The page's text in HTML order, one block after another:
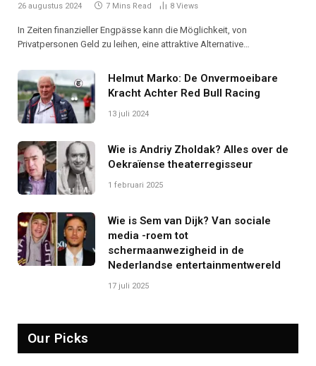
26 augustus 2024 7 Mins Read 8 Views
In Zeiten finanzieller Engpässe kann die Möglichkeit, von
Privatpersonen Geld zu leihen, eine attraktive Alternative…
Helmut Marko: De Onvermoeibare
Kracht Achter Red Bull Racing
13 juli 2024
Wie is Andriy Zholdak? Alles over de
Oekraïense theaterregisseur
1 februari 2025
Wie is Sem van Dijk? Van sociale
media -roem tot
schermaanwezigheid in de
Nederlandse entertainmentwereld
17 juli 2025
Our Picks